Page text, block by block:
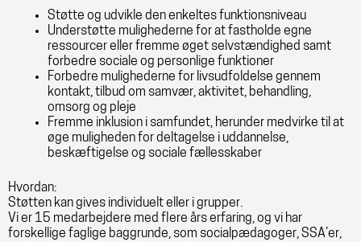
Støtte og udvikle den enkeltes funktionsniveau
Understøtte mulighederne for at fastholde egne
ressourcer eller fremme øget selvstændighed samt
forbedre sociale og personlige funktioner
Forbedre mulighederne for livsudfoldelse gennem
kontakt, tilbud om samvær, aktivitet, behandling,
omsorg og pleje
Fremme inklusion i samfundet, herunder medvirke til at
øge muligheden for deltagelse i uddannelse,
beskæftigelse og sociale fællesskaber
Hvordan:
Støtten kan gives individuelt eller i grupper.
Vi er 15 medarbejdere med flere års erfaring, og vi har
forskellige faglige baggrunde, som socialpædagoger, SSA’er,